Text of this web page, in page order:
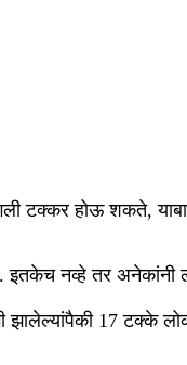
टक्कर होऊ शकते,
इतकेच नव्हे तर
झालेल्यांपैकी 17 टक्के